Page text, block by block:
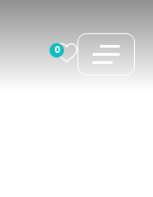
0